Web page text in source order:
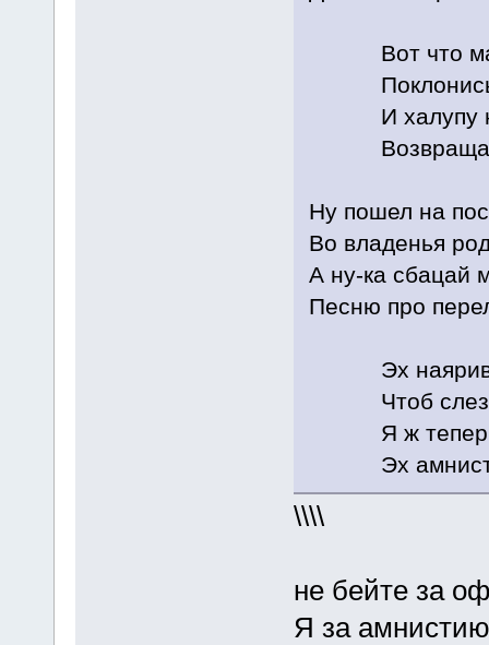
Вот что
Поклонись
И халупу
Ну пошел на
Во владенья
А ну-ка сбацай
Песню про
Эх
Чтоб слеза
Я ж теперь
Эх
\\\\
не бейте за
Я за